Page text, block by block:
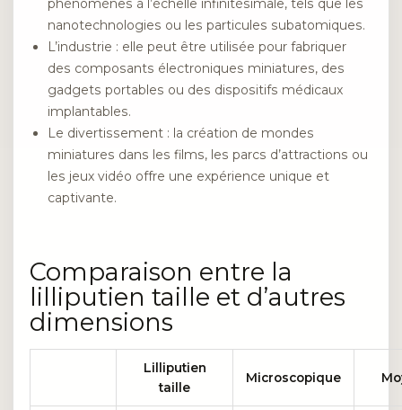
phénomènes à l’échelle infinitésimale, tels que les
nanotechnologies ou les particules subatomiques.
L’industrie : elle peut être utilisée pour fabriquer
des composants électroniques miniatures, des
gadgets portables ou des dispositifs médicaux
implantables.
Le divertissement : la création de mondes
miniatures dans les films, les parcs d’attractions ou
les jeux vidéo offre une expérience unique et
captivante.
Comparaison entre la
lilliputien taille et d’autres
dimensions
Lilliputien
taille
Microscopique